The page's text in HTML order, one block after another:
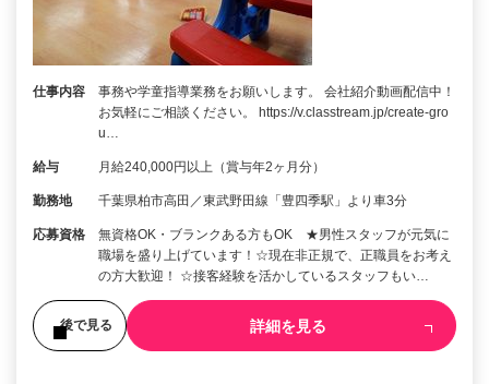
仕事内容
事務や学童指導業務をお願いします。 会社紹介動画配信中！
お気軽にご相談ください。 https://v.classtream.jp/create-gro
u…
給与 月給240,000円以上（賞与年2ヶ月分）
勤務地 千葉県柏市高田／東武野田線「豊四季駅」より車3分
応募資格
無資格OK・ブランクある方もOK ★男性スタッフが元気に
職場を盛り上げています！☆現在非正規で、正職員をお考え
の方大歓迎！ ☆接客経験を活かしているスタッフもい…
後で見る 詳細を見る